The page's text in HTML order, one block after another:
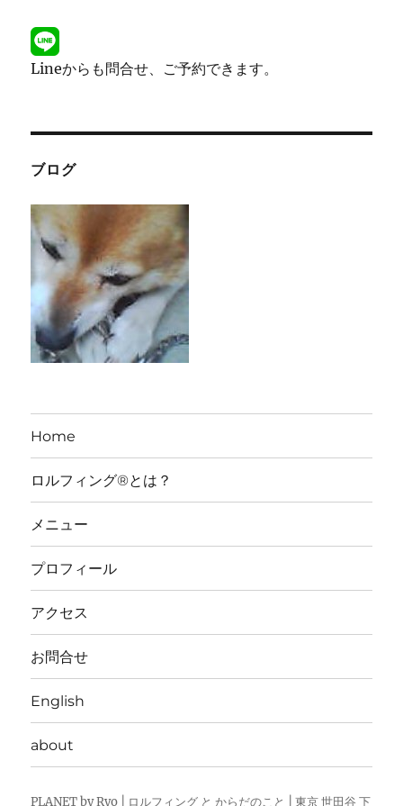
Lineからも問合せ、ご予約できます。
ブログ
Home
ロルフィング®とは？
メニュー
プロフィール
アクセス
お問合せ
English
about
PLANET by Ryo | ロルフィング と からだのこと | 東京 世田谷 下